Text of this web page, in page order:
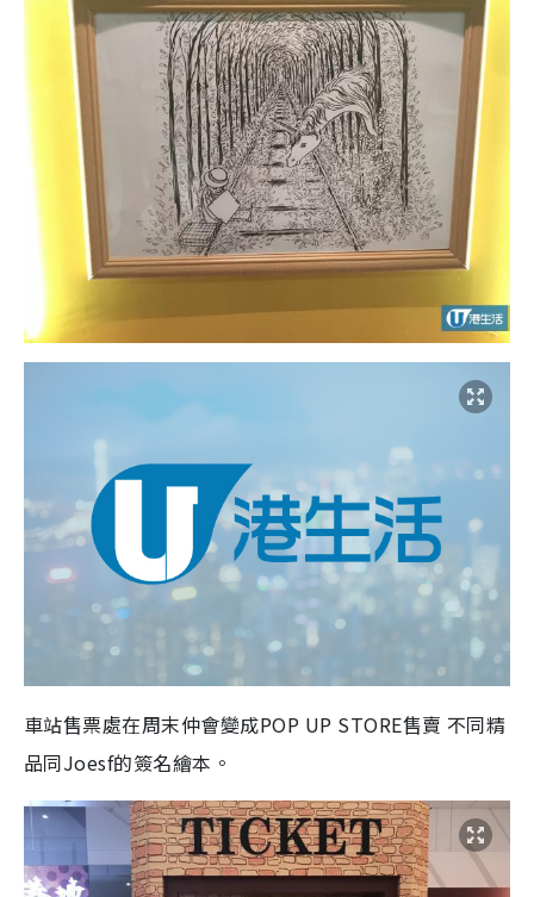
車站售票處在周末仲會變成POP UP STORE售賣 不同精
品同Joesf的簽名繪本。